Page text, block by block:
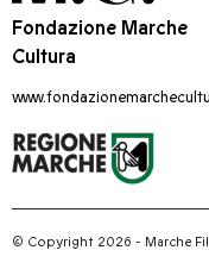
Fondazione Marche
Cultura
© Copyright 2026 - Marche